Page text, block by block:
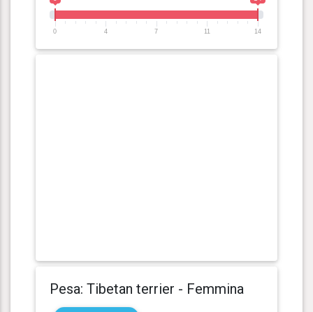
0 4 7 11 14
Pesa: Tibetan terrier - Femmina